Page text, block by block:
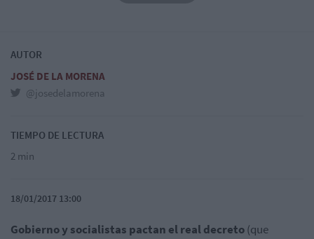
AUTOR
JOSÉ DE LA MORENA
@josedelamorena
TIEMPO DE LECTURA
2 min
18/01/2017 13:00
Gobierno y socialistas pactan el real decreto(que